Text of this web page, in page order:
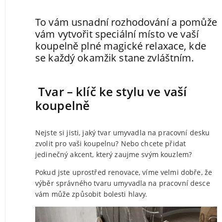
To vám usnadní rozhodování a pomůže
vám vytvořit speciální místo ve vaší
koupelně plné magické relaxace, kde
se každý okamžik stane zvláštním.
Tvar – klíč ke stylu ve vaší
koupelně
Nejste si jisti, jaký tvar umyvadla na pracovní desku
zvolit pro vaši koupelnu? Nebo chcete přidat
jedinečný akcent, který zaujme svým kouzlem?
Pokud jste uprostřed renovace, víme velmi dobře, že
výběr správného tvaru umyvadla na pracovní desce
vám může způsobit bolesti hlavy.